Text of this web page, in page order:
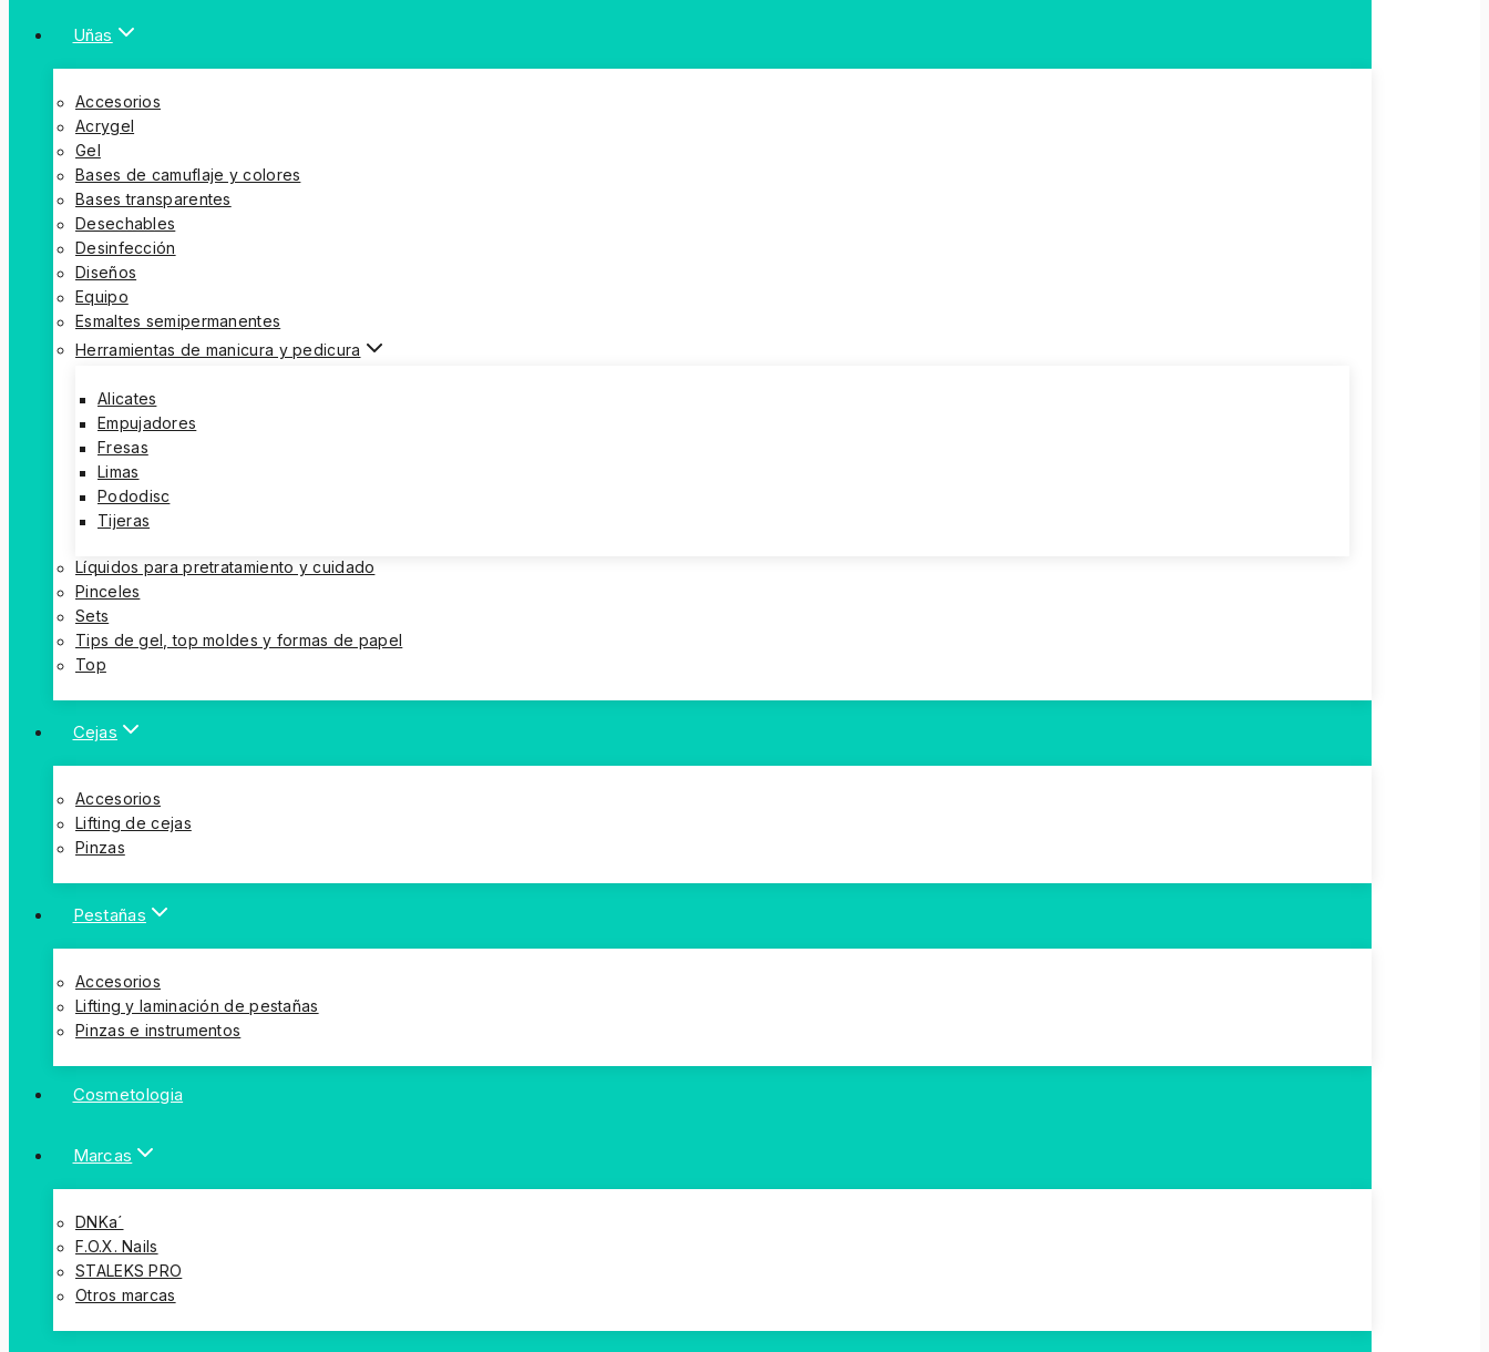
Uñas
Accesorios
Acrygel
Gel
Bases de camuflaje y colores
Bases transparentes
Desechables
Desinfección
Diseños
Equipo
Esmaltes semipermanentes
Herramientas de manicura y pedicura
Alicates
Empujadores
Fresas
Limas
Pododisc
Tijeras
Líquidos para pretratamiento y cuidado
Pinceles
Sets
Tips de gel, top moldes y formas de papel
Top
Cejas
Accesorios
Lifting de cejas
Pinzas
Pestañas
Accesorios
Lifting y laminación de pestañas
Pinzas e instrumentos
Cosmetologia
Marcas
DNKa´
F.O.X. Nails
STALEKS PRO
Otros marcas